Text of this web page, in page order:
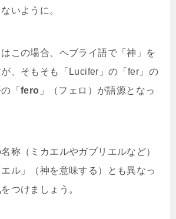
いように。
この場合、ヘブライ語で「神」を
、そもそも「Lucifer」の「fer」の
「 fero 」（フェロ）が語源となっ
称（ミカエルやガブリエルなど）
ル」（神を意味する）とも異なっ
つけましょう。